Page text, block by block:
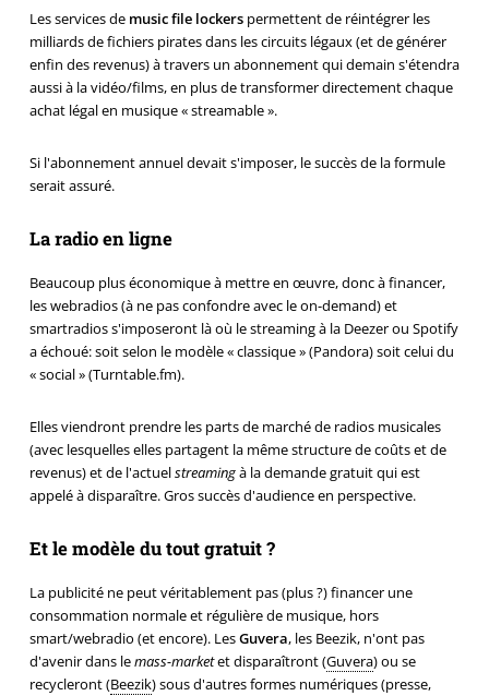
Les services de music file lockerspermettent de réintégrer les
milliards de fichiers pirates dans les circuits légaux (et de générer
enfin des revenus) à travers un abonnement qui demain s'étendra
aussi à la vidéo/films, en plus de transformer directement chaque
achat légal en musique « streamable ».
Si l'abonnement annuel devait s'imposer, le succès de la formule
serait assuré.
La radio en ligne
Beaucoup plus économique à mettre en œuvre, donc à financer,
les webradios (à ne pas confondre avec le on-demand) et
smartradios s'imposeront là où le streaming à la Deezer ou Spotify
a échoué: soit selon le modèle « classique » (Pandora) soit celui du
« social » (Turntable.fm).
Elles viendront prendre les parts de marché de radios musicales
(avec lesquelles elles partagent la même structure de coûts et de
revenus) et de l'actuelstreamingà la demande gratuit qui est
appelé à disparaître. Gros succès d'audience en perspective.
Et le modèle du tout gratuit ?
La publicité ne peut véritablement pas (plus ?) financer une
consommation normale et régulière de musique, hors
smart/webradio (et encore). LesGuvera, les Beezik, n'ont pas
d'avenir dans lemass-marketet disparaîtront (Guvera) ou se
recycleront (Beezik) sous d'autres formes numériques (presse,